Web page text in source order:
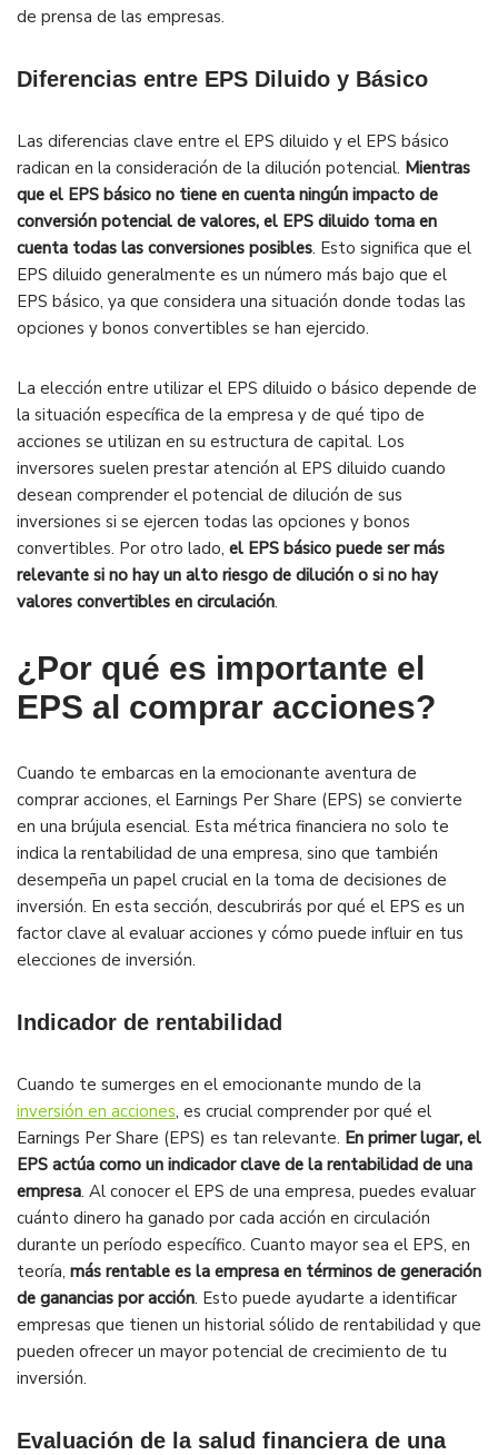
de prensa de las empresas.
Diferencias entre EPS Diluido y Básico
Las diferencias clave entre el EPS diluido y el EPS básico
radican en la consideración de la dilución potencial. Mientras
que el EPS básico no tiene en cuenta ningún impacto de
conversión potencial de valores, el EPS diluido toma en
cuenta todas las conversiones posibles. Esto significa que el
EPS diluido generalmente es un número más bajo que el
EPS básico, ya que considera una situación donde todas las
opciones y bonos convertibles se han ejercido.
La elección entre utilizar el EPS diluido o básico depende de
la situación específica de la empresa y de qué tipo de
acciones se utilizan en su estructura de capital. Los
inversores suelen prestar atención al EPS diluido cuando
desean comprender el potencial de dilución de sus
inversiones si se ejercen todas las opciones y bonos
convertibles. Por otro lado, el EPS básico puede ser más
relevante si no hay un alto riesgo de dilución o si no hay
valores convertibles en circulación.
¿Por qué es importante el
EPS al comprar acciones?
Cuando te embarcas en la emocionante aventura de
comprar acciones, el Earnings Per Share (EPS) se convierte
en una brújula esencial. Esta métrica financiera no solo te
indica la rentabilidad de una empresa, sino que también
desempeña un papel crucial en la toma de decisiones de
inversión. En esta sección, descubrirás por qué el EPS es un
factor clave al evaluar acciones y cómo puede influir en tus
elecciones de inversión.
Indicador de rentabilidad
Cuando te sumerges en el emocionante mundo de la
inversión en acciones, es crucial comprender por qué el
Earnings Per Share (EPS) es tan relevante. En primer lugar, el
EPS actúa como un indicador clave de la rentabilidad de una
empresa. Al conocer el EPS de una empresa, puedes evaluar
cuánto dinero ha ganado por cada acción en circulación
durante un período específico. Cuanto mayor sea el EPS, en
teoría, más rentable es la empresa en términos de generación
de ganancias por acción. Esto puede ayudarte a identificar
empresas que tienen un historial sólido de rentabilidad y que
pueden ofrecer un mayor potencial de crecimiento de tu
inversión.
Evaluación de la salud financiera de una